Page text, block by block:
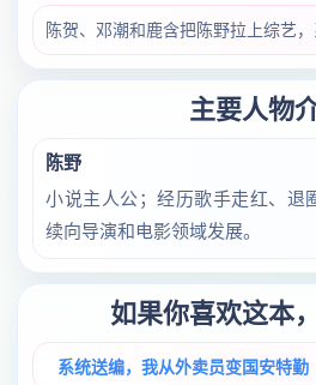
陈贺、邓潮和鹿含把陈野拉上综艺，
主要人物
陈野
小说主人公；经历歌手走红、退
续向导演和电影领域发展。
如果你喜欢这本
系统送编，我从外卖员变国安特勤